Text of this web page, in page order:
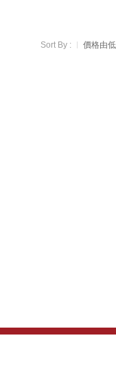
Sort By : 價格由